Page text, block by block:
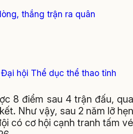
thắng trận ra quân
hội Thể dục thể thao tỉnh
8 điểm sau 4 trận đấu, qua
Như vậy, sau 2 năm lỡ hẹn
có cơ hội cạnh tranh tấm vé